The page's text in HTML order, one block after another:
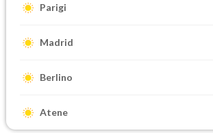
Parigi
Madrid
Berlino
Atene